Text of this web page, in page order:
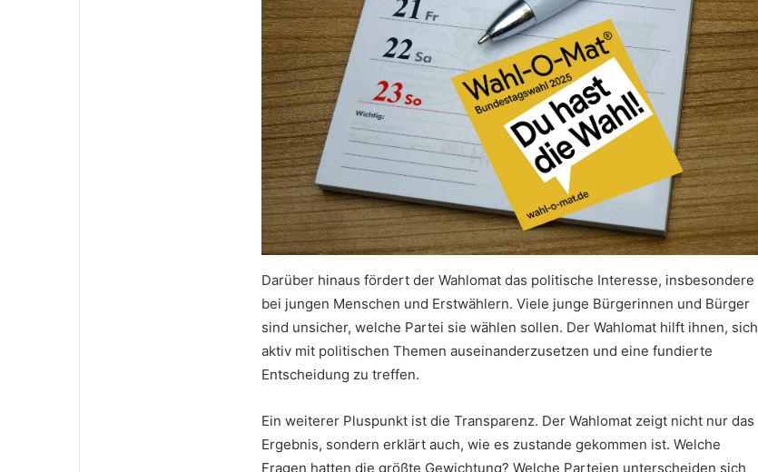
Darüber hinaus fördert der Wahlomat das politische Interesse, insbesondere
bei jungen Menschen und Erstwählern. Viele junge Bürgerinnen und Bürger
sind unsicher, welche Partei sie wählen sollen. Der Wahlomat hilft ihnen, sich
aktiv mit politischen Themen auseinanderzusetzen und eine fundierte
Entscheidung zu treffen.
Ein weiterer Pluspunkt ist die Transparenz. Der Wahlomat zeigt nicht nur das
Ergebnis, sondern erklärt auch, wie es zustande gekommen ist. Welche
Fragen hatten die größte Gewichtung? Welche Parteien unterscheiden sich